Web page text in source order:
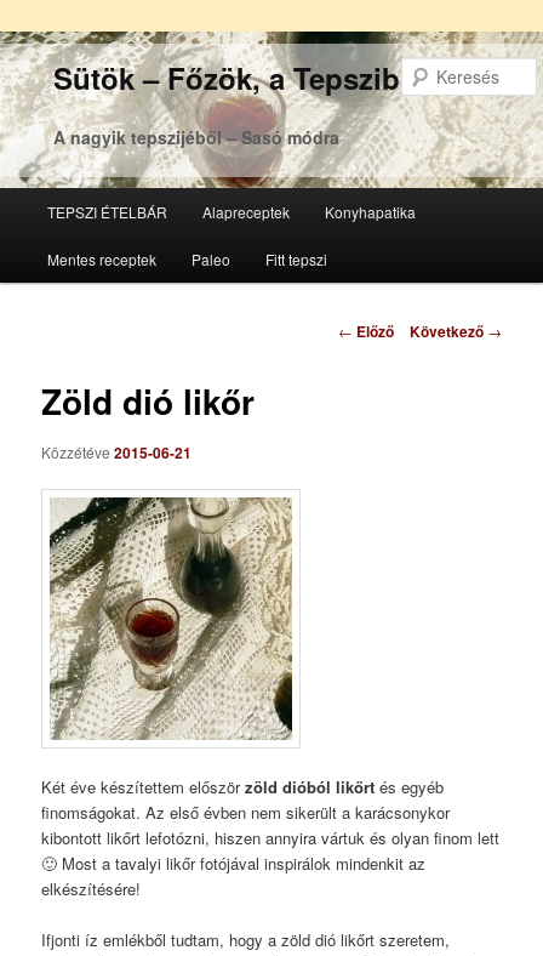
Sütök – Főzök, a Tepsziből
A nagyik tepszijéből – Sasó módra
Tovább
az
Tovább
a
TEPSZI ÉTELBÁR Alapreceptek Konyhapatika
Mentes receptek Paleo Fitt tepszi
Bejegyzés
← Előző Következő →
Zöld dió likőr
Közzétéve2015-06-21
Két éve készítettem előszörzöld dióból likőrt és egyéb
finomságokat. Az első évben nem sikerült a karácsonykor
kibontott likőrt lefotózni, hiszen annyira vártuk és olyan finom lett
🙂 Most a tavalyi likőr fotójával inspirálok mindenkit az
elkészítésére!
Ifjonti íz emlékből tudtam, hogy a zöld dió likőrt szeretem,